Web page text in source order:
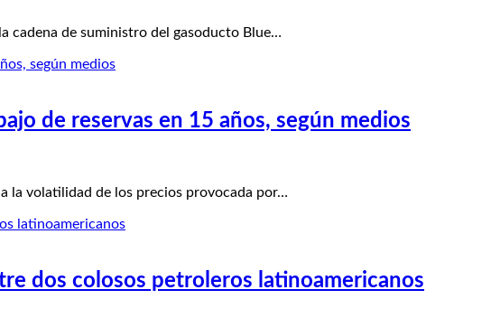
cadena de suministro del gasoducto Blue…
de reservas en 15 años, según medios
la volatilidad de los precios provocada por…
dos colosos petroleros latinoamericanos